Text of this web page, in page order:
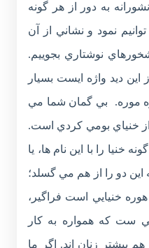
به دور از هر گونه
نمود و نشاني از آن
نوشتاري بجوييم.
اين ديد واژه ايست بسيار
موره. بي گمان شما مي
از خنياي بومي کردي است.
خنيا را با اين نام ها، يا
اين دو را از هم مي گسلد؛
خنيايي است فراگير،
ست که همواره به کار
بيشتر زنان اند. اگر ما